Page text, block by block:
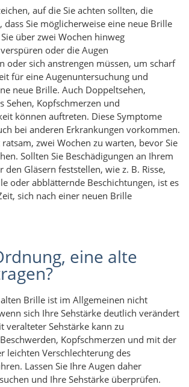
auf die Sie achten sollten, die
dass Sie möglicherweise eine neue Brille
über zwei Wochen hinweg
oder die Augen
oder sich anstrengen müssen, um scharf
für eine Augenuntersuchung und
neue Brille. Auch Doppeltsehen,
Sehen, Kopfschmerzen und
können auftreten. Diese Symptome
bei anderen Erkrankungen vorkommen.
zwei Wochen zu warten, bevor Sie
Sollten Sie Beschädigungen an Ihrem
den Gläsern feststellen, wie z. B. Risse,
oder abblätternde Beschichtungen, ist es
sich nach einer neuen Brille
eine alte
Brille ist im Allgemeinen nicht
sich Ihre Sehstärke deutlich verändert
veralteter Sehstärke kann zu
Kopfschmerzen und mit der
leichten Verschlechterung des
Lassen Sie Ihre Augen daher
und Ihre Sehstärke überprüfen.